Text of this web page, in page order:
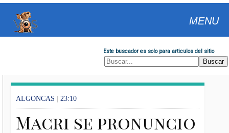
MENU
Este buscador es solo para articulos del sitio
ALGONCAS | 23:10
Macri se pronuncio